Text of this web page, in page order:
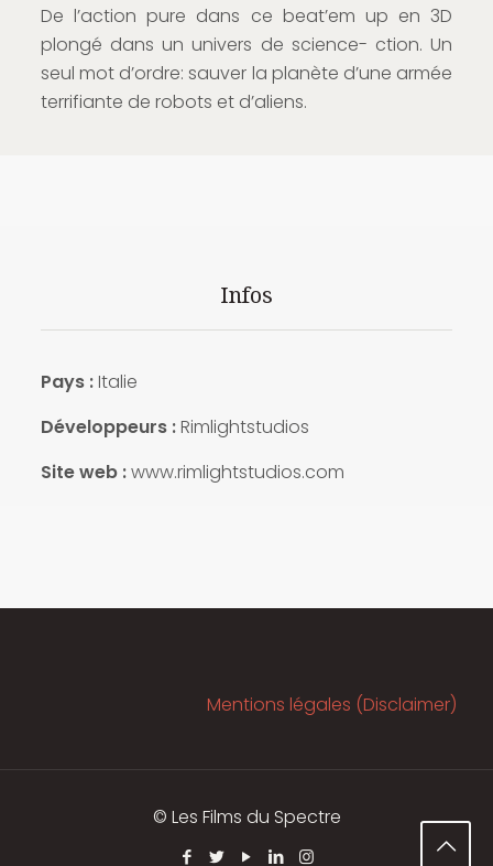
De l’action pure dans ce beat’em up en 3D
plongé dans un univers de science- ction. Un
seul mot d’ordre: sauver la planète d’une armée
terrifiante de robots et d’aliens.
Infos
Pays :Italie
Développeurs :Rimlightstudios
Site web :www.rimlightstudios.com
Mentions légales (Disclaimer)
© Les Films du Spectre